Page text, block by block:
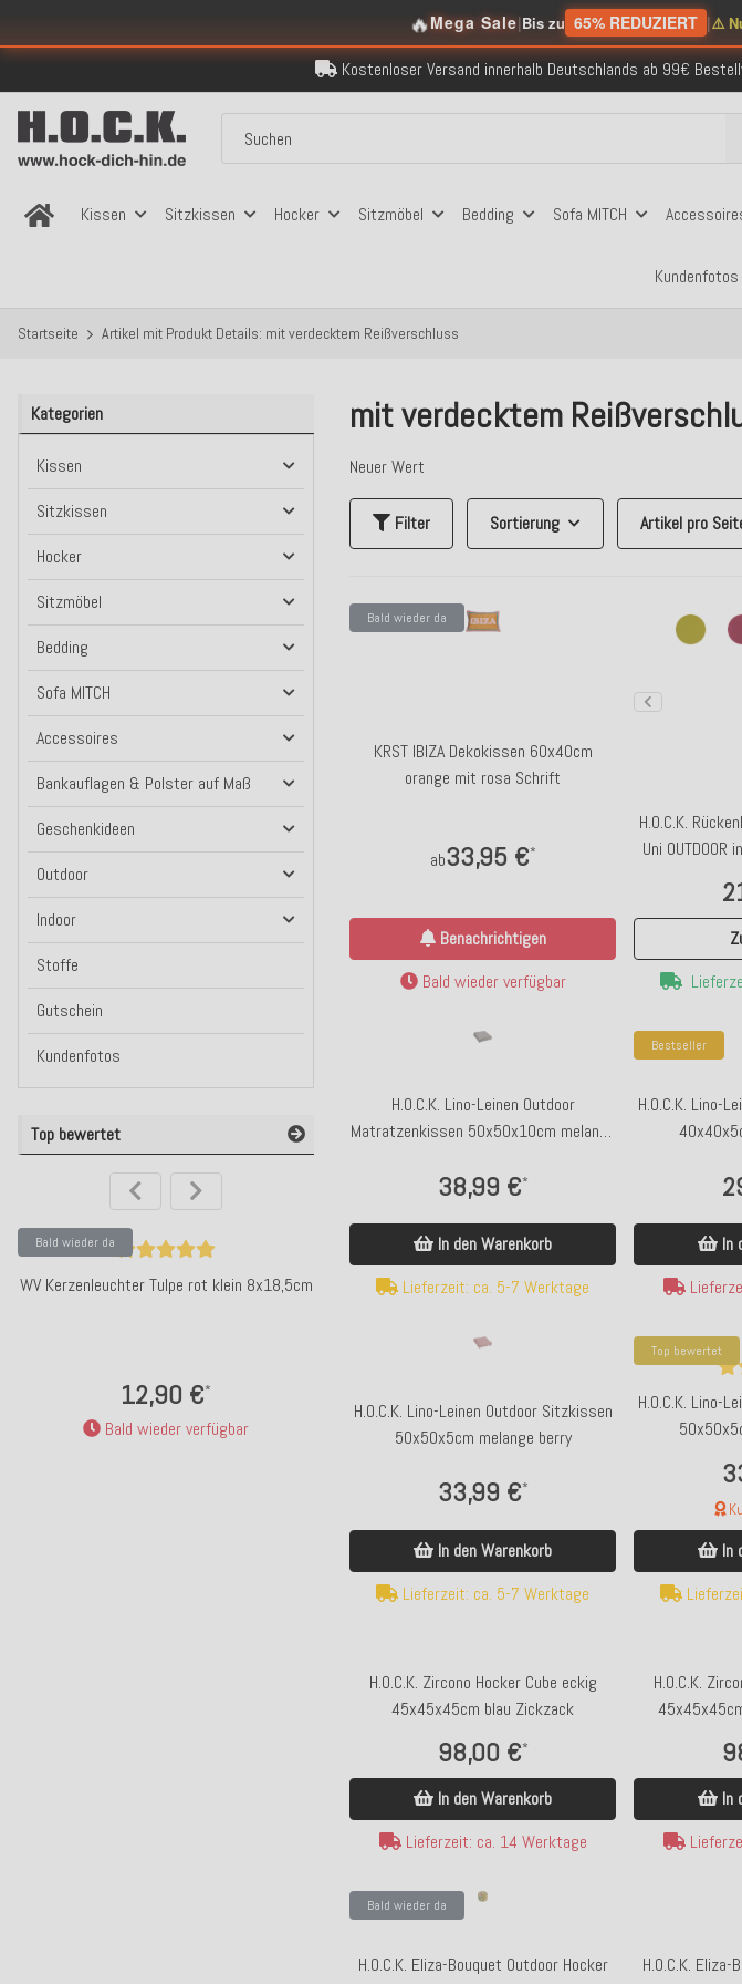
🔥Mega Sale|Bis zu 65% REDUZIERT |⚠️
Kostenloser Versand innerhalb Deutschlands ab 99€
Über 120.000 erfolgreich versendete Bestellungen
Sicher bezahlen mit Klarna, PayPal & Amazon Pay
Kissen Sitzkissen Hocker Sitzmöbel Bedding Sofa MITCH
Kundenfotos
Startseite Artikel mit Produkt Details: mit verdecktem Reißverschluss
mit verdecktem
Neuer Wert
Filter Sortierung Artikel pro
Bald wieder da
KRST IBIZA Dekokissen 60x40cm
orange mit rosa Schrift
ab33,95 €*
Benachrichtigen
Bald wieder verfügbar
H.O.C.K.
Uni
H.O.C.K. Lino-Leinen Outdoor
Matratzenkissen 50x50x10cm melange
38,99 €*
In den Warenkorb
Lieferzeit: ca. 5-7 Werktage
Bestseller
H.O.C.K. Lino-
In
H.O.C.K. Lino-Leinen Outdoor Sitzkissen
50x50x5cm melange berry
33,99 €*
In den Warenkorb
Lieferzeit: ca. 5-7 Werktage
Top bewertet
H.O.C.K. Lino-
In
H.O.C.K. Zircono Hocker Cube eckig
45x45x45cm blau Zickzack
98,00 €*
In den Warenkorb
Lieferzeit: ca. 14 Werktage
H.O.C.K.
In
Bald wieder da
H.O.C.K. Eliza-Bouquet Outdoor Hocker
H.O.C.K.
Kategorien
Kissen
Sitzkissen
Hocker
Sitzmöbel
Bedding
Sofa MITCH
Accessoires
Bankauflagen & Polster auf Maß
Geschenkideen
Outdoor
Indoor
Stoffe
Gutschein
Kundenfotos
Top bewertet
Bald wieder da
WV Kerzenleuchter Tulpe rot klein 8x18,5cm
12,90 €*
Bald wieder verfügbar
Top bewertet
H.O.C.K. Yucatan Outdoor Kissen 60x40cm
Kunden-Favorit
Top bewertet
H.O.C.K.